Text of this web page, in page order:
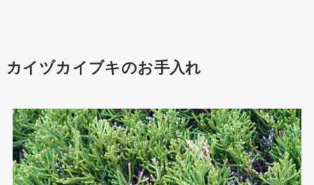
カイヅカイブキのお手入れ